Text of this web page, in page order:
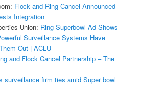
Flock and Ring Cancel Announced
Integration
Union: Ring Superbowl Ad Shows
Surveillance Systems Have
Out | ACLU
and Flock Cancel Partnership – The
surveillance firm ties amid Super bowl